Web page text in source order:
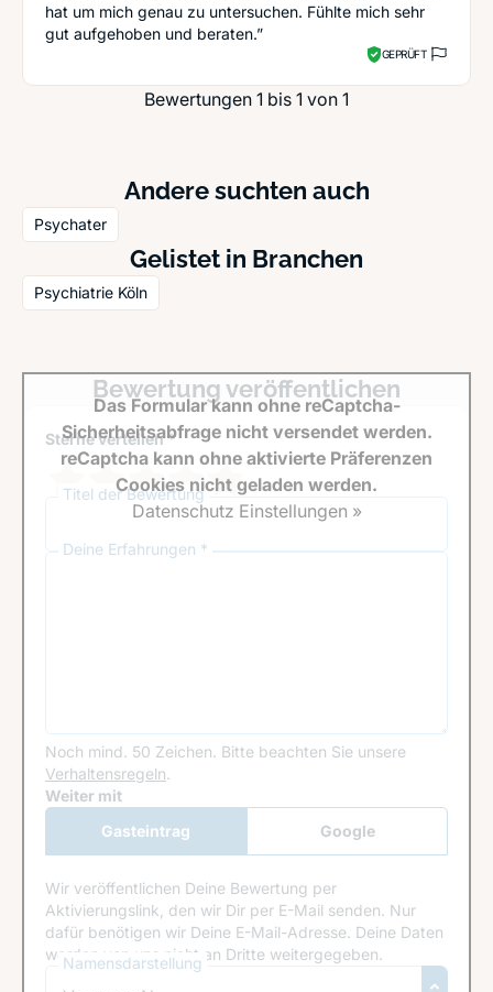
hat um mich genau zu untersuchen. Fühlte mich sehr
gut aufgehoben und beraten.”
GEPRÜFT
Bewertungen 1 bis 1 von 1
Andere suchten auch
Psychater
Gelistet in Branchen
Psychiatrie Köln
Bewertung veröffentlichen
Sterne verteilen *
Titel der Bewertung
Deine Erfahrungen *
Noch mind. 50 Zeichen. Bitte beachten Sie unsere
Verhaltensregeln.
Google Recaptcha
Weiter mit
Gasteintrag
Google
Anmeldung
Wir veröffentlichen Deine Bewertung per
Aktivierungslink, den wir Dir per E-Mail senden. Nur
dafür benötigen wir Deine E-Mail-Adresse. Deine Daten
werden von uns nicht an Dritte weitergegeben.
Namensdarstellung
Das Formular kann ohne reCaptcha-
Sicherheitsabfrage nicht versendet werden.
reCaptcha kann ohne aktivierte Präferenzen
Cookies nicht geladen werden.
Datenschutz Einstellungen »